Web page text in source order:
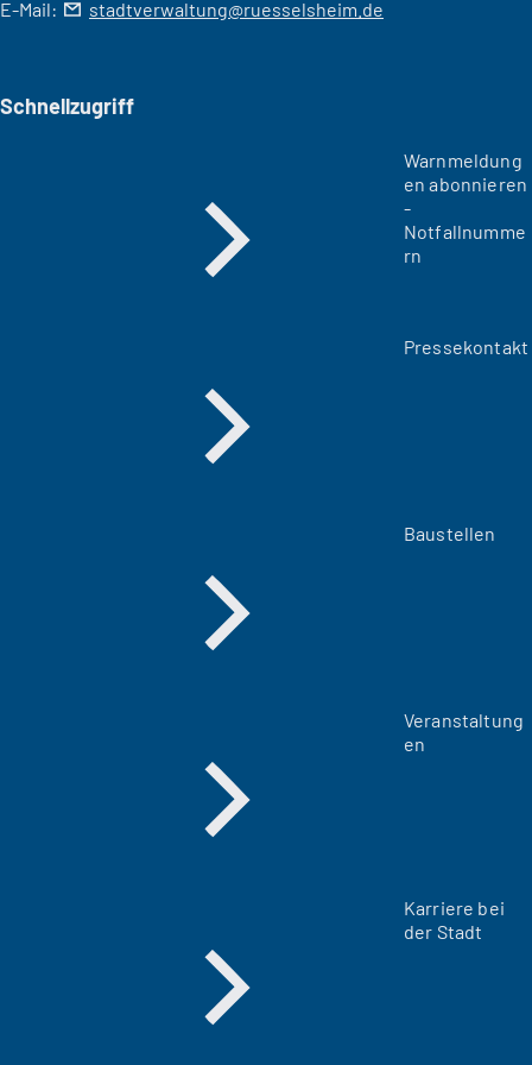
E-Mail:
stadtverwaltung ruesselsheim de
Schnellzugriff
Warnmeldung
en abonnieren
-
Notfallnumme
rn
Pressekontakt
Baustellen
Veranstaltung
en
Karriere bei
der Stadt